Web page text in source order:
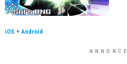
iOS + Android
ANNONCE